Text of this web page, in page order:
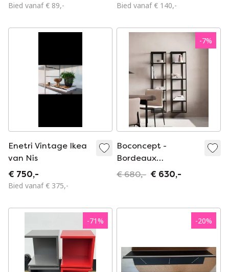
Bied vanaf € 89,-
Bied vanaf € 140,-
Enetri Vintage Ikea
van Nis
€ 750,-
Bied vanaf € 375,-
-7%
Boconcept -
Bordeaux
wandmeubel
€ 680,- € 630,-
-71% -20%